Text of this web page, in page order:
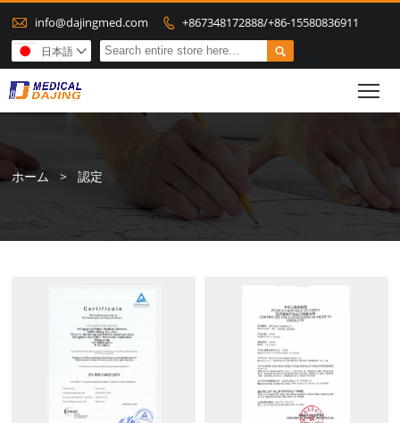
 info@dajingmed.com  +867348172888/+86-15580836911

日本語 
ホーム > 認定